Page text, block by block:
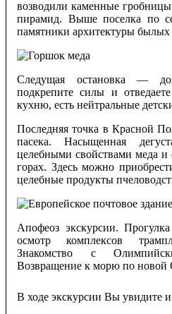
возводили каменные
пирамид. Выше поселка по
памятники архитектуры былых
Следущая остановка —
подкрепите силы и
кухню, есть нейтральные
Последняя точка в Красной
пасека. Насыщенная
целебными свойствами меда и
горах. Здесь можно
целебные продукты
Апофеоз экскурсии.
осмотр комплексов
Знакомство с
Возвращение к морю по новой
В ходе экскурсии Вы увидите и